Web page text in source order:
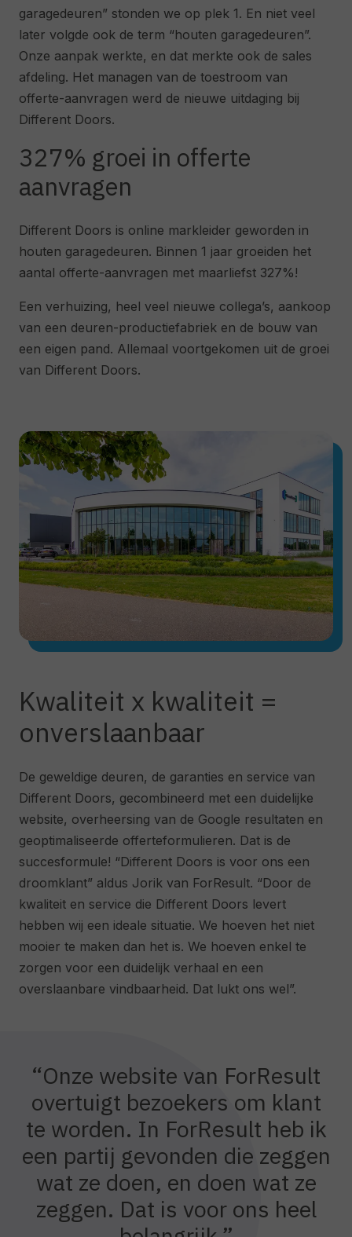
garagedeuren” stonden we op plek 1. En niet veel
later volgde ook de term “houten garagedeuren”.
Onze aanpak werkte, en dat merkte ook de sales
afdeling. Het managen van de toestroom van
offerte-aanvragen werd de nieuwe uitdaging bij
Different Doors.
327% groei in offerte
aanvragen
Different Doors is online markleider geworden in
houten garagedeuren. Binnen 1 jaar groeiden het
aantal offerte-aanvragen met maarliefst 327%!
Een verhuizing, heel veel nieuwe collega’s, aankoop
van een deuren-productiefabriek en de bouw van
een eigen pand. Allemaal voortgekomen uit de groei
van Different Doors.
Kwaliteit x kwaliteit =
onverslaanbaar
De geweldige deuren, de garanties en service van
Different Doors, gecombineerd met een duidelijke
website, overheersing van de Google resultaten en
geoptimaliseerde offerteformulieren. Dat is de
succesformule! “Different Doors is voor ons een
droomklant” aldus Jorik van ForResult. “Door de
kwaliteit en service die Different Doors levert
hebben wij een ideale situatie. We hoeven het niet
mooier te maken dan het is. We hoeven enkel te
zorgen voor een duidelijk verhaal en een
overslaanbare vindbaarheid. Dat lukt ons wel”.
“Onze website van ForResult
overtuigt bezoekers om klant
te worden. In ForResult heb ik
een partij gevonden die zeggen
wat ze doen, en doen wat ze
zeggen. Dat is voor ons heel